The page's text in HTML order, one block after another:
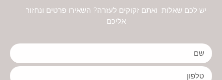
יש לכם שאלות ואתם זקוקים לעזרה? השאירו פרטים ונחזור
אליכם